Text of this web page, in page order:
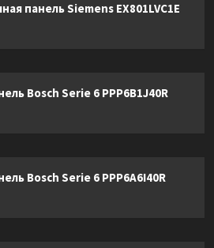
панель Siemens EX801LVC1E
Bosch Serie 6 PPP6B1J40R
Bosch Serie 6 PPP6A6I40R